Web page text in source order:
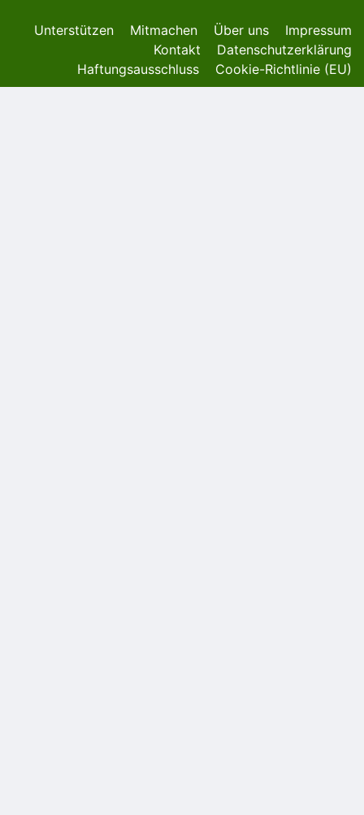
Unterstützen Mitmachen Über uns
Impressum
Kontakt
Datenschutzerklärung
Haftungsausschluss
Cookie-Richtlinie (EU)